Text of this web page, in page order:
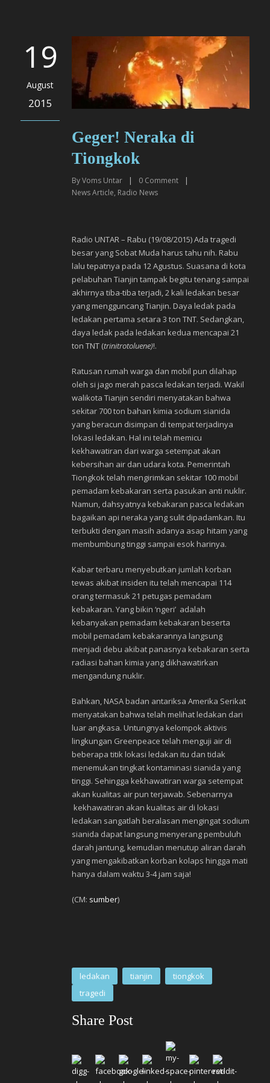
19
August
2015
Geger! Neraka di
Tiongkok
ByVoms Untar | 0 Comment
|
News Article, Radio News
Radio UNTAR – Rabu (19/08/2015) Ada tragedi
besar yang Sobat Muda harus tahu nih. Rabu
lalu tepatnya pada 12 Agustus. Suasana di kota
pelabuhan Tianjin tampak begitu tenang sampai
akhirnya tiba-tiba terjadi, 2 kali ledakan besar
yang mengguncang Tianjin. Daya ledak pada
ledakan pertama setara 3 ton TNT. Sedangkan,
daya ledak pada ledakan kedua mencapai 21
ton TNT (trinitrotoluene)!.
Ratusan rumah warga dan mobil pun dilahap
oleh si jago merah pasca ledakan terjadi. Wakil
walikota Tianjin sendiri menyatakan bahwa
sekitar 700 ton bahan kimia sodium sianida
yang beracun disimpan di tempat terjadinya
lokasi ledakan. Hal ini telah memicu
kekhawatiran dari warga setempat akan
kebersihan air dan udara kota. Pemerintah
Tiongkok telah mengirimkan sekitar 100 mobil
pemadam kebakaran serta pasukan anti nuklir.
Namun, dahsyatnya kebakaran pasca ledakan
bagaikan api neraka yang sulit dipadamkan. Itu
terbukti dengan masih adanya asap hitam yang
membumbung tinggi sampai esok harinya.
Kabar terbaru menyebutkan jumlah korban
tewas akibat insiden itu telah mencapai 114
orang termasuk 21 petugas pemadam
kebakaran. Yang bikin ‘ngeri’ adalah
kebanyakan pemadam kebakaran beserta
mobil pemadam kebakarannya langsung
menjadi debu akibat panasnya kebakaran serta
radiasi bahan kimia yang dikhawatirkan
mengandung nuklir.
Bahkan, NASA badan antariksa Amerika Serikat
menyatakan bahwa telah melihat ledakan dari
luar angkasa. Untungnya kelompok aktivis
lingkungan Greenpeace telah menguji air di
beberapa titik lokasi ledakan itu dan tidak
menemukan tingkat kontaminasi sianida yang
tinggi. Sehingga kekhawatiran warga setempat
akan kualitas air pun terjawab. Sebenarnya
kekhawatiran akan kualitas air di lokasi
ledakan sangatlah beralasan mengingat sodium
sianida dapat langsung menyerang pembuluh
darah jantung, kemudian menutup aliran darah
yang mengakibatkan korban kolaps hingga mati
hanya dalam waktu 3-4 jam saja!
(CM: sumber)
ledakan tianjin
tiongkok
tragedi
Share Post